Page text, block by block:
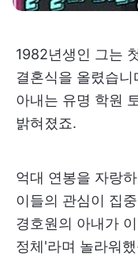
1982년생인 그는
결혼식을 올렸습
아내는 유명 학원
밝혀졌죠.
억대 연봉을 자랑
이들의 관심이 집
경호원의 아내가
정체'라며 놀라워